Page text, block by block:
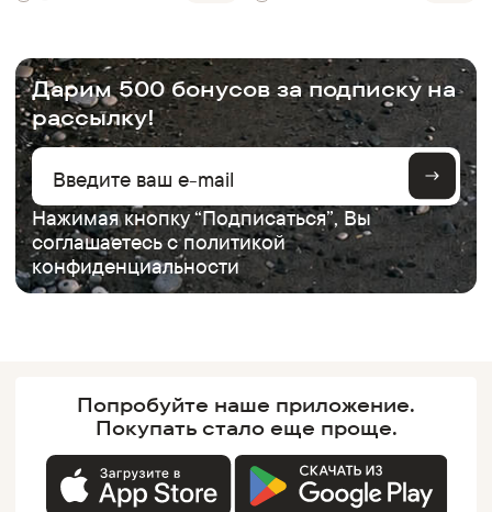
Дарим 500 бонусов за подписку на
рассылку!
Нажимая кнопку “Подписаться”, Вы
соглашаетесь сполитикой
конфиденциальности
Попробуйте наше приложение.
Покупатьстало еще проще.